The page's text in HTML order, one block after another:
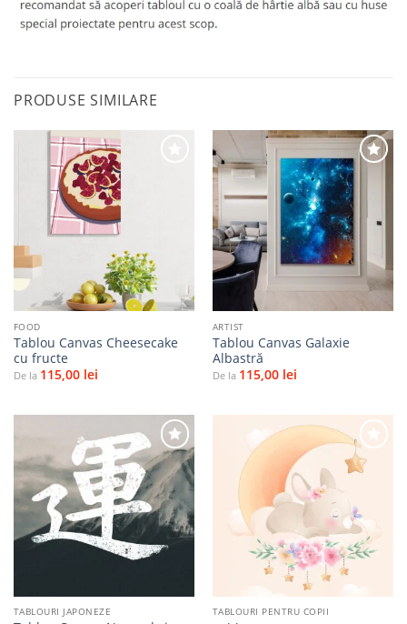
PRODUSE SIMILARE
FOOD
Tablou Canvas Cheesecake
cu fructe
De la 115,00 lei
Adaugă
la
favorite
ARTIST
Tablou Canvas Galaxie
Albastră
De la 115,00 lei
Adaugă
la
favorite
TABLOURI JAPONEZE
favorite
TABLOURI PENTRU COPII